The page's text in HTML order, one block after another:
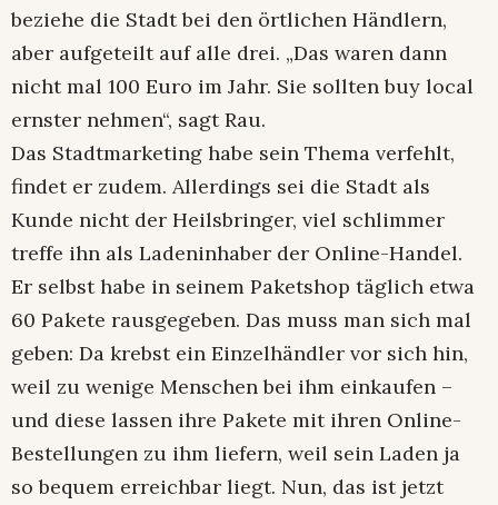
beziehe die Stadt bei den örtlichen Händlern,
aber aufgeteilt auf alle drei. „Das waren dann
nicht mal 100 Euro im Jahr. Sie sollten buy local
ernster nehmen“, sagt Rau.
Das Stadtmarketing habe sein Thema verfehlt,
findet er zudem. Allerdings sei die Stadt als
Kunde nicht der Heilsbringer, viel schlimmer
treffe ihn als Ladeninhaber der Online-Handel.
Er selbst habe in seinem Paketshop täglich etwa
60 Pakete rausgegeben. Das muss man sich mal
geben: Da krebst ein Einzelhändler vor sich hin,
weil zu wenige Menschen bei ihm einkaufen –
und diese lassen ihre Pakete mit ihren Online-
Bestellungen zu ihm liefern, weil sein Laden ja
so bequem erreichbar liegt. Nun, das ist jetzt